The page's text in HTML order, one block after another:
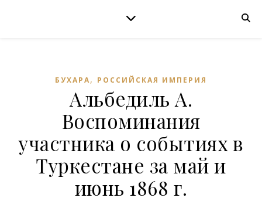
БУХАРА, РОССИЙСКАЯ ИМПЕРИЯ
Альбедиль А.
Воспоминания
участника о событиях в
Туркестане за май и
июнь 1868 г.